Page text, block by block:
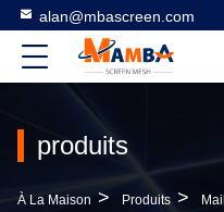
alan@mbascreen.com
produits
À La Maison > Produits >